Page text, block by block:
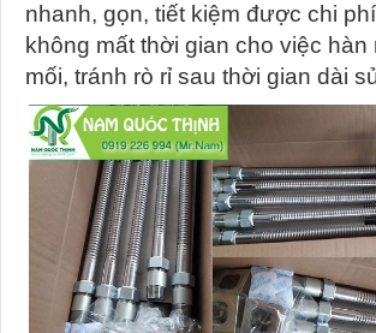
nhanh, gọn, tiết kiệm được chi
không mất thời gian cho việc hàn
mối, tránh rò rỉ sau thời gian dài